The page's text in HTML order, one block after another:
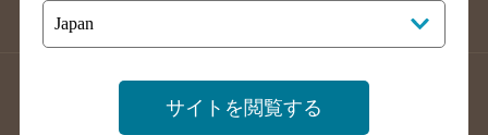
サイトを閲覧する